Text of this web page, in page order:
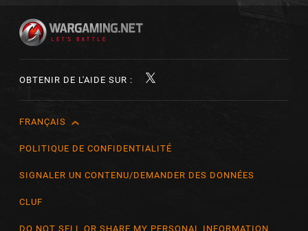
OBTENIR DE L'AIDE SUR :
English
Čeština
FRANÇAIS
POLITIQUE DE CONFIDENTIALITÉ
SIGNALER UN CONTENU/DEMANDER DES DONNÉES
CLUF
DO NOT SELL OR SHARE MY PERSONAL INFORMATION